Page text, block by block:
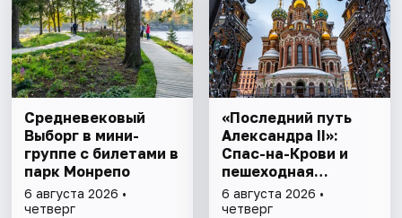
Cредневековый
Выборг в мини-
группе c билетами в
парк Монрепо
6 августа 2026 •
четверг
«Последний путь
Александра II»:
Спас-на-Крови и
пешеходная
прогулка
6 августа 2026 •
четверг